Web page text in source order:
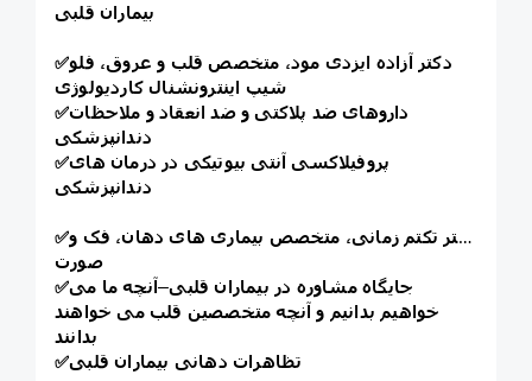
بیماران قلبی
✅دکتر آزاده ایزدی مود، متخصص قلب و عروق، فلو
شیپ اینترونشنال کاردیولوژی
✅داروهای ضد پلاکتی و ضد انعقاد و ملاحظات
دندانپزشکی
✅پروفیلاکسی آنتی بیوتیکی در درمان های
دندانپزشکی
✅دکتر تکتم زمانی، متخصص بیماری های دهان، فک و
صورت
✅جایگاه مشاوره در بیماران قلبی–آنچه ما می
خواهیم بدانیم و آنچه متخصصین قلب می خواهند
بدانند
✅تظاهرات دهانی بیماران قلبی